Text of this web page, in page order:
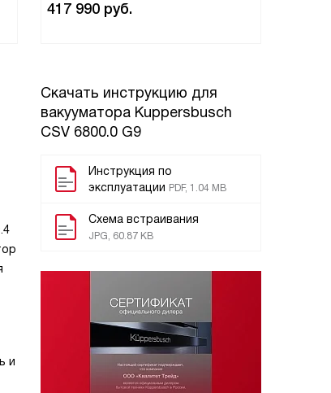
417 990 руб.
Скачать инструкцию для
вакууматора Kuppersbusch
CSV 6800.0 G9
Инструкция по
эксплуатации PDF, 1.04 MB
Схема встраивания
JPG, 60.87 KB
и